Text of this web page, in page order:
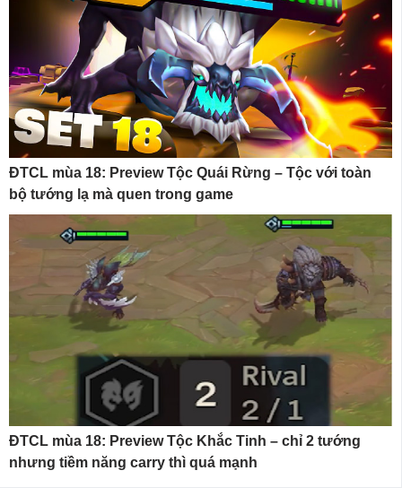
ĐTCL mùa 18: Preview Tộc Quái Rừng – Tộc với toàn
bộ tướng lạ mà quen trong game
ĐTCL mùa 18: Preview Tộc Khắc Tinh – chỉ 2 tướng
nhưng tiềm năng carry thì quá mạnh